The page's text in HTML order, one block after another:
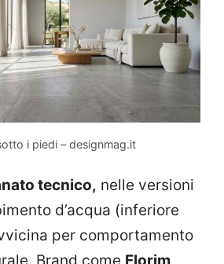
i piedi – designmag.it
tecnico, nelle versioni
d’acqua (inferiore
per comportamento